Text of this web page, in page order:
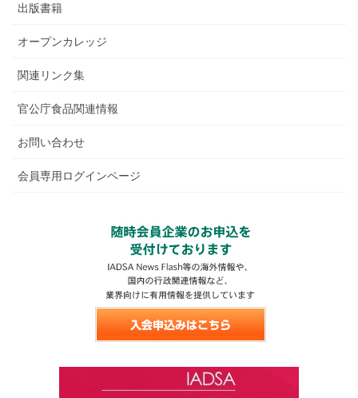
出版書籍
オープンカレッジ
関連リンク集
官公庁食品関連情報
お問い合わせ
会員専用ログインページ